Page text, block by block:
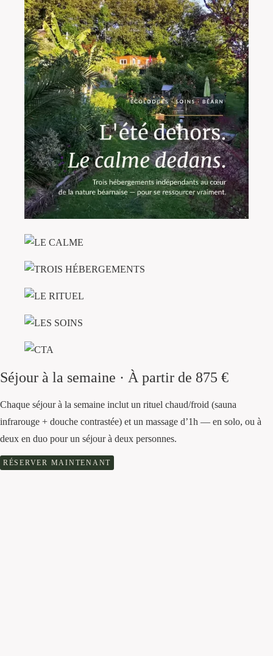
Séjour à la semaine · À partir de 875 €
Chaque séjour à la semaine inclut un rituel chaud/froid (sauna
infrarouge + douche contrastée) et un massage d’1h — en solo, ou à
deux en duo pour un séjour à deux personnes.
RÉSERVER MAINTENANT